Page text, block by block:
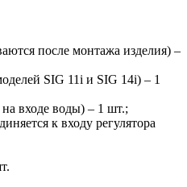
после монтажа изделия) –
SIG 11i и SIG 14i) – 1
входе воды) – 1 шт.;
к входу регулятора